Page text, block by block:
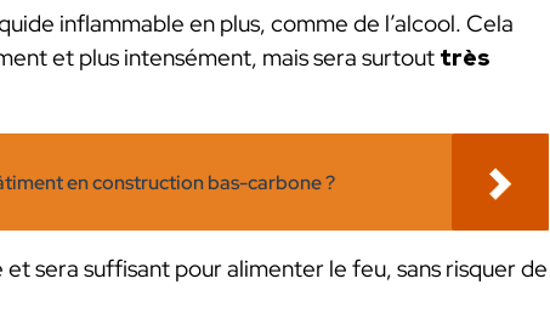
inflammable en plus, comme de l’alcool. Cela
et plus intensément, mais sera surtout très
en construction bas-carbone ?
sera suffisant pour alimenter le feu, sans risquer de